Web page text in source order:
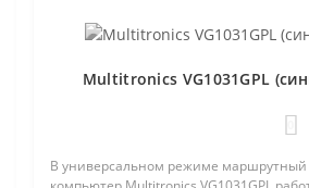
Multitronics VG1031GPL
В универсальном режиме маршрутный